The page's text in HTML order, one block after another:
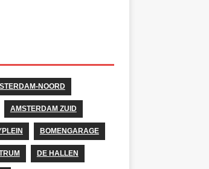
NOORD
AMSTERDAM ZUID
BOMENGARAGE
DE HALLEN